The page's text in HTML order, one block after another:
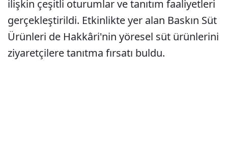
ilişkin çeşitli oturumlar ve tanıtım faaliyetleri
gerçekleştirildi. Etkinlikte yer alan Baskın Süt
Ürünleri de Hakkâri'nin yöresel süt ürünlerini
ziyaretçilere tanıtma fırsatı buldu.